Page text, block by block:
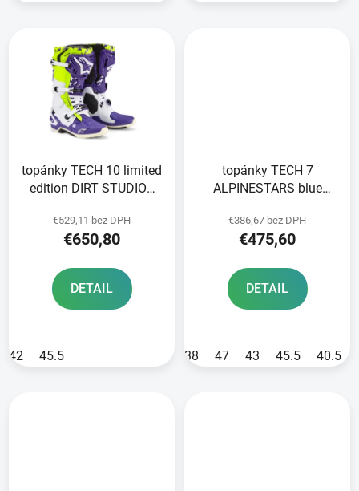
topánky TECH 10 limited
edition DIRT STUDIOS
white/purple/yellow fluo
2025
€529,11 bez DPH
€650,80
DETAIL
42 45.5
topánky TECH 7
ALPINESTARS blue
€386,67 bez DPH
€475,60
DETAIL
38 47 43 45.5 40.5